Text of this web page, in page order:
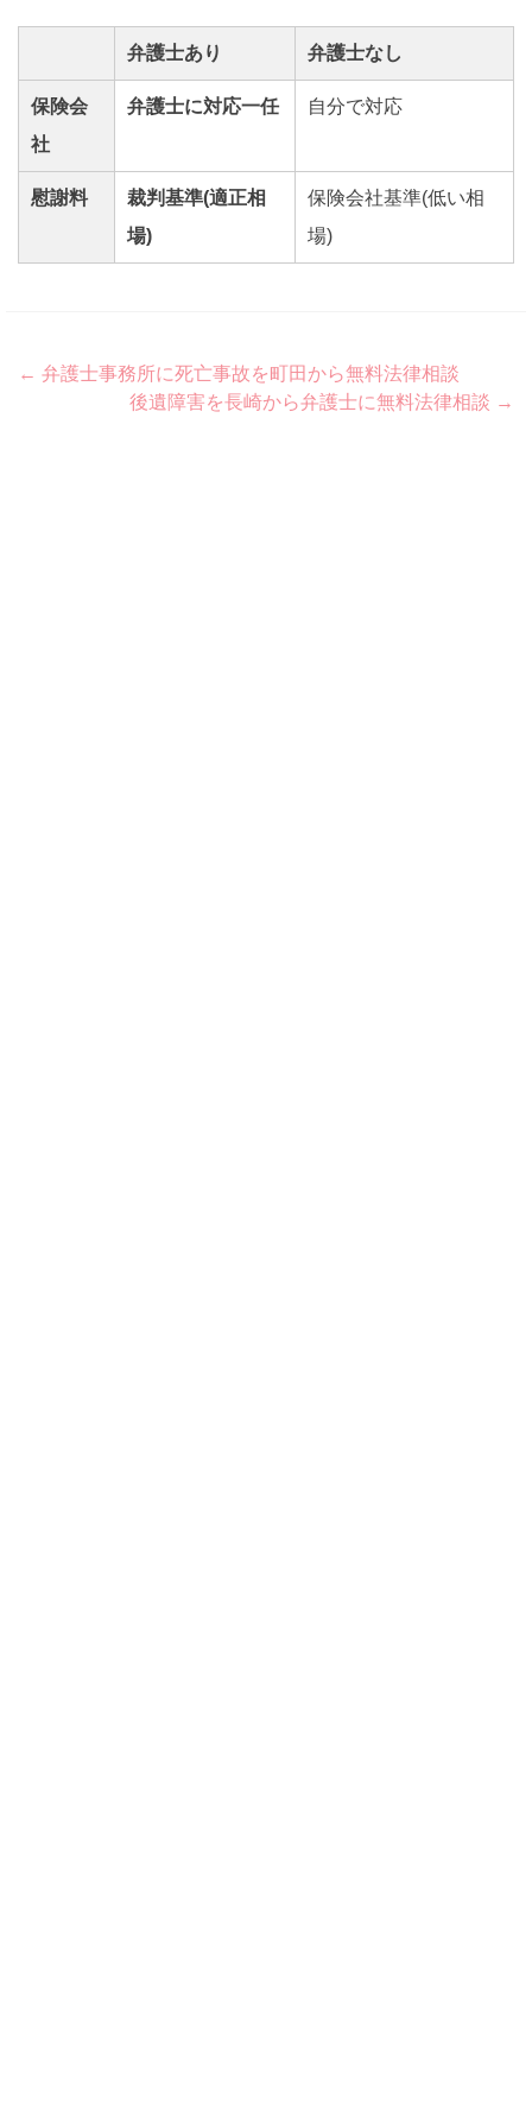
弁護士あり 弁護士なし
保険会
社
弁護士に対応一任 自分で対応
慰謝料
裁判基準(適正相
場)
保険会社基準(低い相
場)
Post
navigation
← 弁護士事務所に死亡事故を町田から無料法律相談
後遺障害を長崎から弁護士に無料法律相談 →